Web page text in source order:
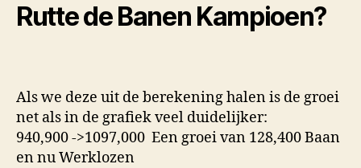
Rutte de Banen Kampioen?
Als we deze uit de berekening halen is de groei
net als in de grafiek veel duidelijker:
940,900 ->1097,000 Een groei van 128,400 Baan
en nu Werklozen